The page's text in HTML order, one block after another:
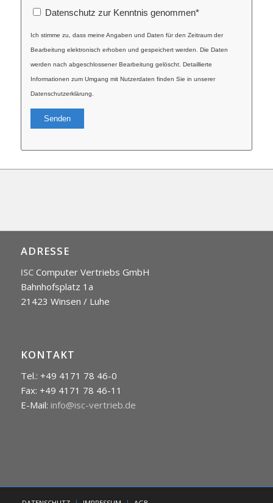
Datenschutz zur Kenntnis genommen*
Ich stimme zu, dass meine Angaben und Daten für den Zeitraum der
Bearbeitung elektronisch erhoben und gespeichert werden. Die Daten
werden nach abgeschlossener Bearbeitung gelöscht. Detaillierte
Informationen zum Umgang mit Nutzerdaten finden Sie in unserer
Datenschutzerklärung.
ADRESSE
ISCComputer Vertriebs GmbH
Bahnhofsplatz 1a
21423 Winsen / Luhe
KONTAKT
Tel.: +49 4171 78 46-0
Fax: +49 4171 78 46-11
E-Mail: info@isc-vertrieb.de